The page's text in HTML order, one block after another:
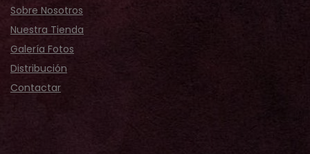
Sobre Nosotros
Nuestra Tienda
Galería Fotos
Distribución
Contactar